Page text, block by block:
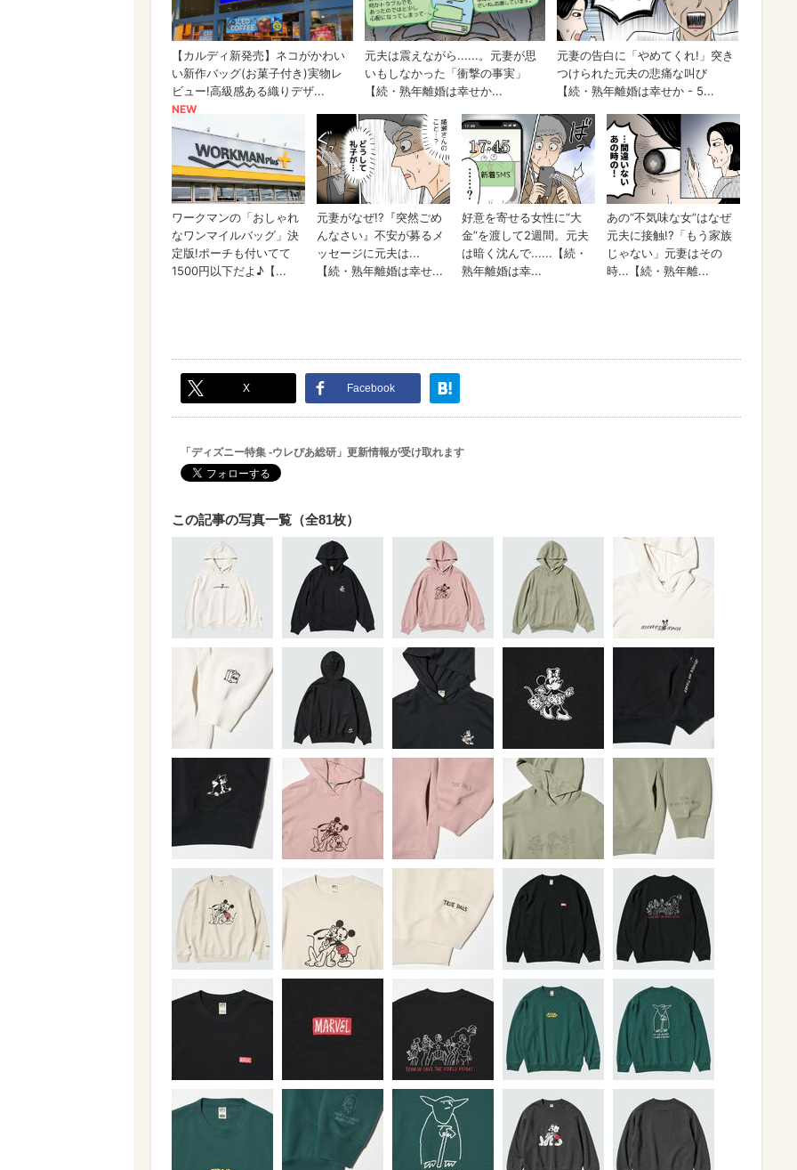
X Facebook
「ディズニー特集 -ウレぴあ総研」更新情報が受け取れます
この記事の写真一覧（全81枚）